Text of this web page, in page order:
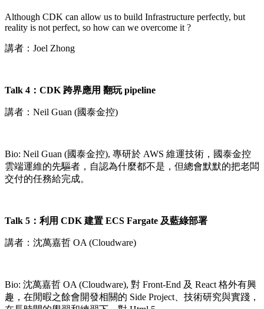
Although CDK can allow us to build Infrastructure perfectly, but
reality is not perfect, so how can we overcome it ?
講者：Joel Zhong
Talk 4：CDK 跨界應用 翻玩 pipeline
講者：Neil Guan (國泰金控)
Bio: Neil Guan (國泰金控), 專研於 AWS 維運技術，國泰金控
雲端運維的先驅者，自認為什麼都不是，但總會默默的把老闆
交付的任務給完成。
Talk 5：利用 CDK 建置 ECS Fargate 及藍綠部署
講者：沈萬嘉哲 OA (Cloudware)
Bio: 沈萬嘉哲 OA (Cloudware), 對 Front-End 及 React 格外有興
趣，在閒暇之餘會開發相關的 Side Project、技術研究與實踐，